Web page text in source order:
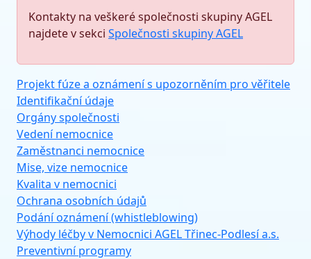
Kontakty na veškeré společnosti skupiny AGEL
najdete v sekci Společnosti skupiny AGEL
Projekt fúze a oznámení s upozorněním pro věřitele
Identifikační údaje
Orgány společnosti
Vedení nemocnice
Zaměstnanci nemocnice
Mise, vize nemocnice
Kvalita v nemocnici
Ochrana osobních údajů
Podání oznámení (whistleblowing)
Výhody léčby v Nemocnici AGEL Třinec-Podlesí a.s.
Preventivní programy